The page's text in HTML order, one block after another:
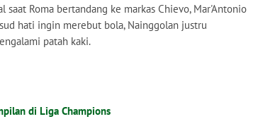
Roma bertandang ke markas Chievo, Mar'Antonio
hati ingin merebut bola, Nainggolan justru
patah kaki.
di Liga Champions